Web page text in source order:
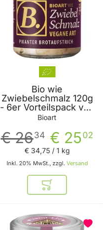
Bio wie
Zwiebelschmalz 120g
- 6er Vorteilspack von
Bioart
Bioart
€ 25 02
€ 2634
Inkl. 20% MwSt., zzgl. Versand
€ 34,75/ 1 kg
In den